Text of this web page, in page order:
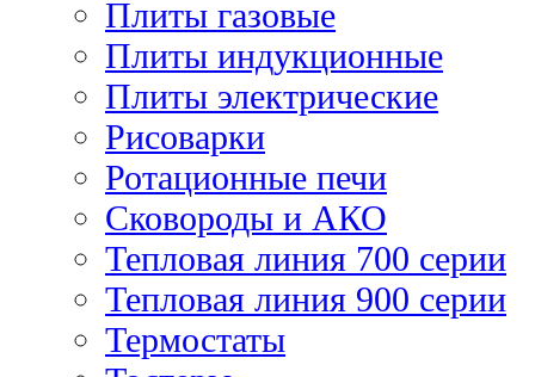
Плиты газовые
Плиты индукционные
Плиты электрические
Рисоварки
Ротационные печи
Сковороды и АКО
Тепловая линия 700 серии
Тепловая линия 900 серии
Термостаты